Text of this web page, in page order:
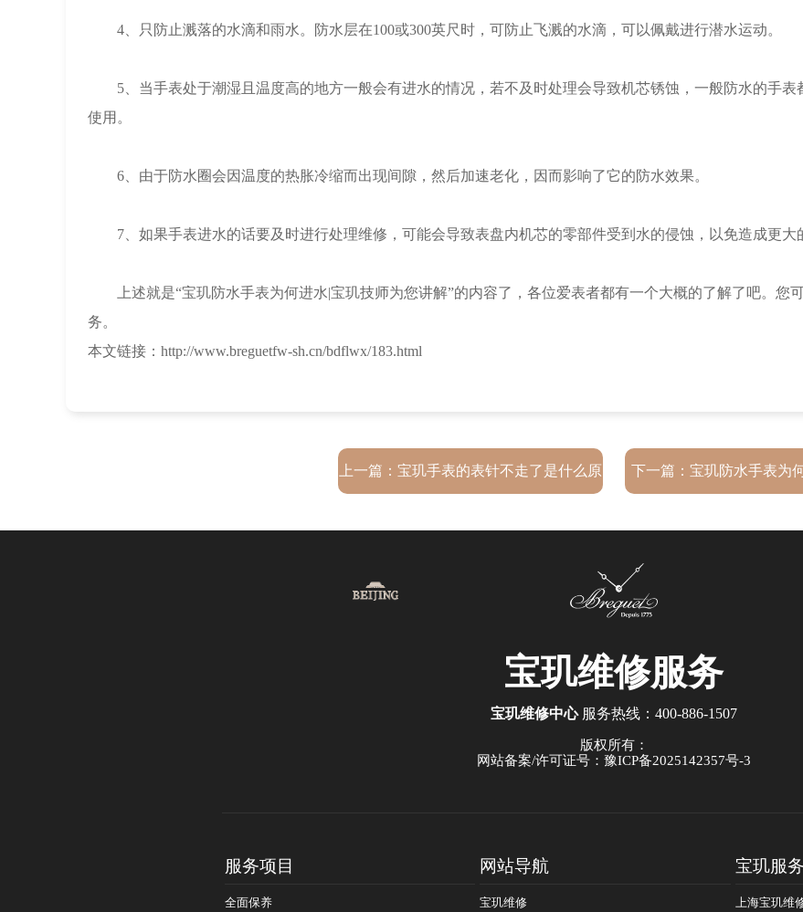
4、只防止溅落的水滴和雨水。防水层在100或300英尺时，可防止飞溅的水滴，可以佩戴进行潜水运动。
5、当手表处于潮湿且温度高的地方一般会有进水的情况，若不及时处理会导致机芯锈蚀，一般防水的手表
使用。
6、由于防水圈会因温度的热胀冷缩而出现间隙，然后加速老化，因而影响了它的防水效果。
7、如果手表进水的话要及时进行处理维修，可能会导致表盘内机芯的零部件受到水的侵蚀，以免造成更大
上述就是“宝玑防水手表为何进水|宝玑技师为您讲解”的内容了，各位爱表者都有一个大概的了解了吧。您
务。
本文链接：http://www.breguetfw-sh.cn/bdflwx/183.html
上一篇： 宝玑手表的表针不走了是什么原 下一篇： 宝玑防水手表为
宝玑维修服务
宝玑维修中心 服务热线： 400-886-1507
版权所有：
网站备案/许可证号：豫ICP备2025142357号-3
服务项目
全面保养
网站导航
宝玑维修
宝玑服
上海宝玑维